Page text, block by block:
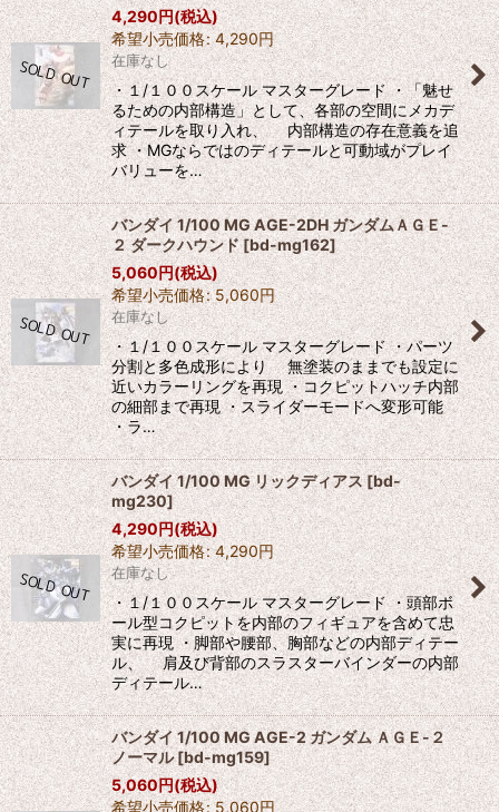
4,290円(税込)
希望小売価格: 4,290円
在庫なし
・１/１００スケール マスターグレード ・「魅せ
るための内部構造」として、各部の空間にメカデ
ィテールを取り入れ、 内部構造の存在意義を追
求 ・MGならではのディテールと可動域がプレイ
バリューを…
バンダイ 1/100 MG AGE-2DH ガンダムＡＧＥ-
２ ダークハウンド[bd-mg162]
5,060円(税込)
希望小売価格: 5,060円
在庫なし
・１/１００スケール マスターグレード ・パーツ
分割と多色成形により 無塗装のままでも設定に
近いカラーリングを再現 ・コクピットハッチ内部
の細部まで再現 ・スライダーモードへ変形可能
・ラ…
バンダイ 1/100 MG リックディアス[bd-
mg230]
4,290円(税込)
希望小売価格: 4,290円
在庫なし
・１/１００スケール マスターグレード ・頭部ボ
ール型コクピットを内部のフィギュアを含めて忠
実に再現 ・脚部や腰部、胸部などの内部ディテー
ル、 肩及び背部のスラスターバインダーの内部
ディテール…
バンダイ 1/100 MG AGE-2 ガンダム ＡＧＥ-２
ノーマル [bd-mg159]
5,060円(税込)
希望小売価格: 5,060円